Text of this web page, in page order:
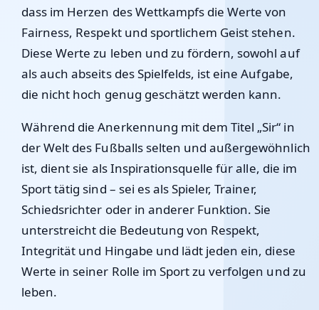
dass im Herzen des Wettkampfs die Werte von
Fairness, Respekt und sportlichem Geist stehen.
Diese Werte zu leben und zu fördern, sowohl auf
als auch abseits des Spielfelds, ist eine Aufgabe,
die nicht hoch genug geschätzt werden kann.
Während die Anerkennung mit dem Titel „Sir“ in
der Welt des Fußballs selten und außergewöhnlich
ist, dient sie als Inspirationsquelle für alle, die im
Sport tätig sind – sei es als Spieler, Trainer,
Schiedsrichter oder in anderer Funktion. Sie
unterstreicht die Bedeutung von Respekt,
Integrität und Hingabe und lädt jeden ein, diese
Werte in seiner Rolle im Sport zu verfolgen und zu
leben.